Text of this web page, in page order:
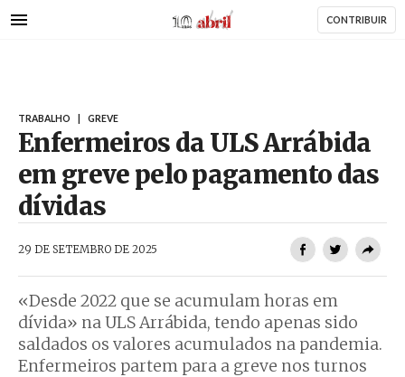
para
AbrilAbril CONTRIBUIR
TRABALHO GREVE
Enfermeiros da ULS Arrábida
em greve pelo pagamento das
dívidas
29 DE SETEMBRO DE 2025
«Desde 2022 que se acumulam horas em
dívida» na ULS Arrábida, tendo apenas sido
saldados os valores acumulados na pandemia.
Enfermeiros partem para a greve nos turnos